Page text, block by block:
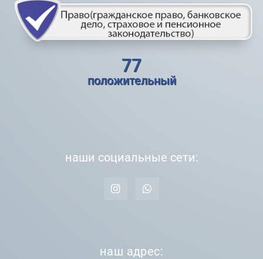
77
положительный
наши социальные сети:
наш адрес: